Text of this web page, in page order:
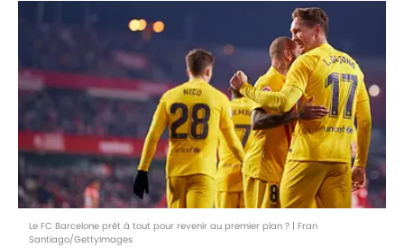
Le FC Barcelone prêt à tout pour revenir au premier plan ? | Fran
Santiago/GettyImages